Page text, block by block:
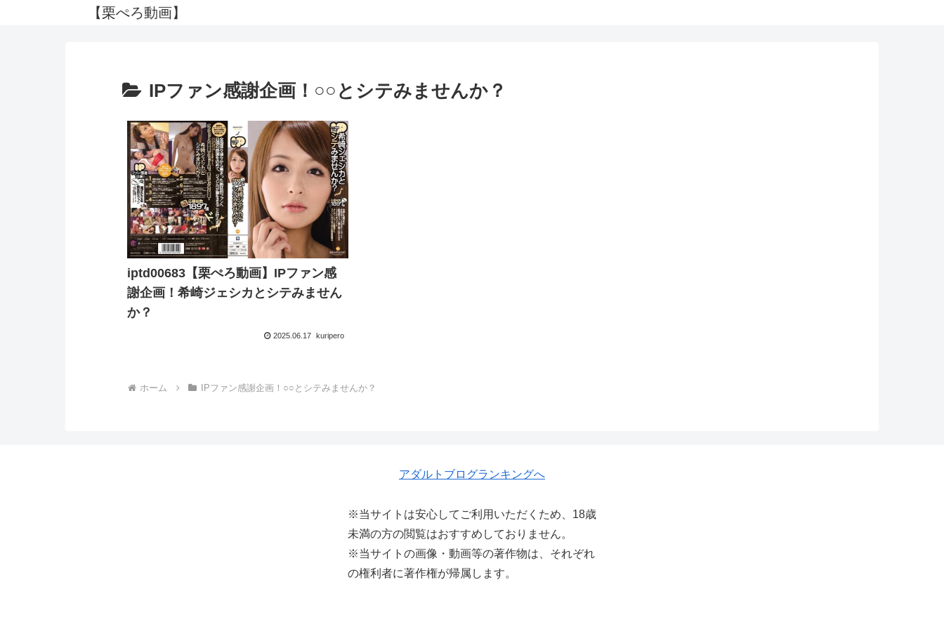
【栗ぺろ動画】
IPファン感謝企画！○○とシテみませんか？
iptd00683【栗ぺろ動画】IPファン感
謝企画！希崎ジェシカとシテみません
か？
2025.06.17 kuripero
ホーム IPファン感謝企画！○○とシテみませんか？
アダルトブログランキングへ
※当サイトは安心してご利用いただくため、18歳
未満の方の閲覧はおすすめしておりません。
※当サイトの画像・動画等の著作物は、それぞれ
の権利者に著作権が帰属します。